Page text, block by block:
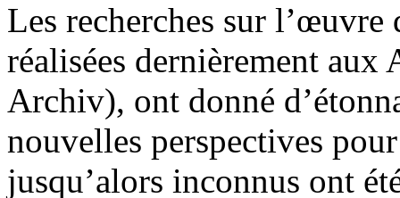
Les recherches sur
réalisées dernièrement
Archiv), ont donné
nouvelles perspectives
jusqu’alors inconnus ont